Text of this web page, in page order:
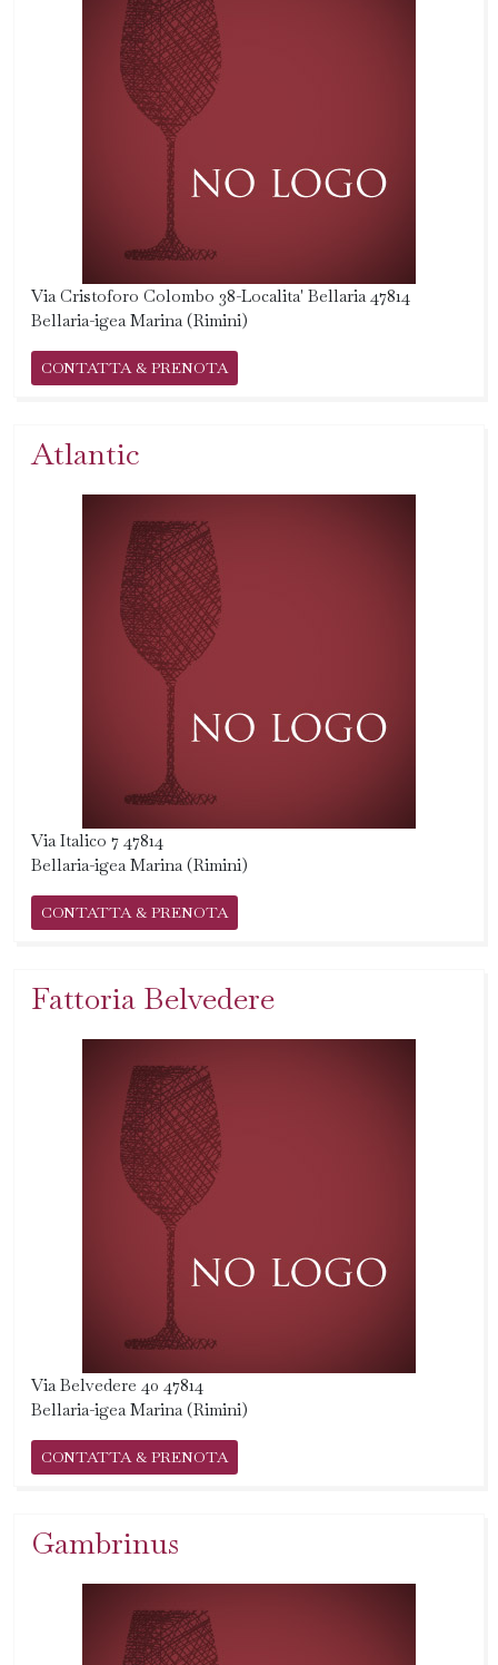
Via Cristoforo Colombo 38-Localita' Bellaria 47814
Bellaria-igea Marina (Rimini)
CONTATTA & PRENOTA
Atlantic
Via Italico 7 47814
Bellaria-igea Marina (Rimini)
CONTATTA & PRENOTA
Fattoria Belvedere
Via Belvedere 40 47814
Bellaria-igea Marina (Rimini)
CONTATTA & PRENOTA
Gambrinus